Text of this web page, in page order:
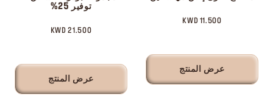
11.500 KWD
عرض المنتج
توفير 25%
21.500 KWD
عرض المنتج